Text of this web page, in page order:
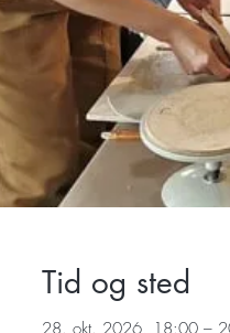
Tid og sted
28. okt. 2026, 18:00 –